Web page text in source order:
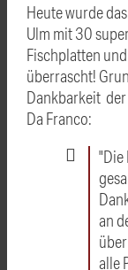
Heute wurde
Ulm mit 30
Fischplatten
überrascht!
Dankbarkeit
Da Franco:
"Die
an
alle